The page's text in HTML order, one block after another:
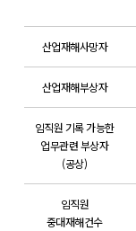
산업재해사망자
산업재해부상자
임직원 기록 가능한
업무관련 부상자
(공상)
임직원
중대재해건수